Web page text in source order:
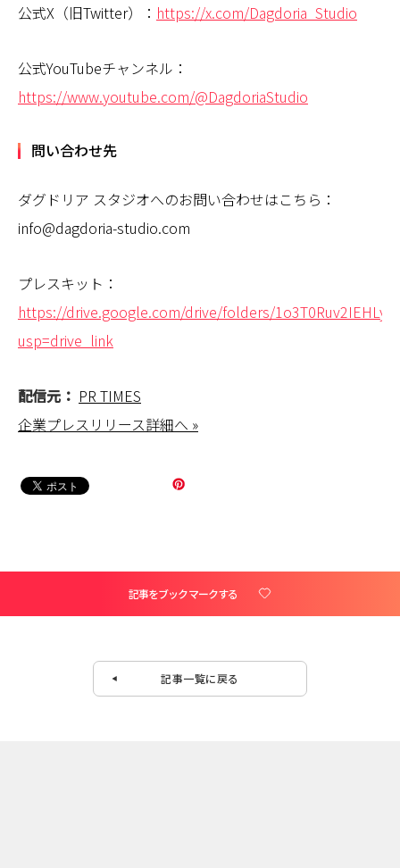
公式X（旧Twitter）： https://x.com/Dagdoria_Studio
公式YouTubeチャンネル：
https://www.youtube.com/@DagdoriaStudio
問い合わせ先
ダグドリア スタジオへのお問い合わせはこちら：
info@dagdoria-studio.com
プレスキット：
https://drive.google.com/drive/folders/
usp=drive_link
配信元： PR TIMES
企業プレスリリース詳細へ »
記事をブックマークする
記事一覧に戻る